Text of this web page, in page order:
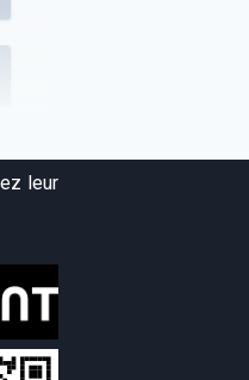
leur